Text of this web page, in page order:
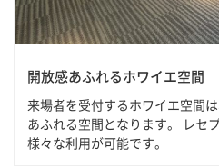
開放感あふれるホワイエ空間
来場者を受付するホワイエ空間
あふれる空間となります。 レセ
様々な利用が可能です。